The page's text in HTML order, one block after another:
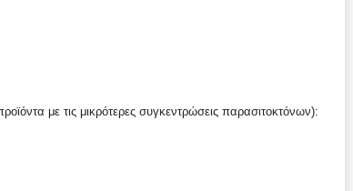
με τις μικρότερες συγκεντρώσεις παρασιτοκτόνων):